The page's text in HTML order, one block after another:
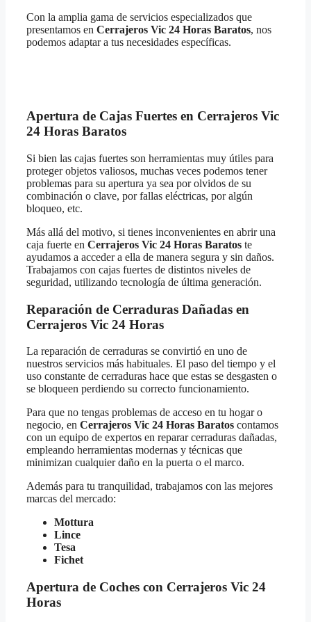
Con la amplia gama de servicios especializados que
presentamos en Cerrajeros Vic 24 Horas Baratos, nos
podemos adaptar a tus necesidades específicas.
Apertura de Cajas Fuertes en Cerrajeros Vic
24 Horas Baratos
Si bien las cajas fuertes son herramientas muy útiles para
proteger objetos valiosos, muchas veces podemos tener
problemas para su apertura ya sea por olvidos de su
combinación o clave, por fallas eléctricas, por algún
bloqueo, etc.
Más allá del motivo, si tienes inconvenientes en abrir una
caja fuerte en Cerrajeros Vic 24 Horas Baratos te
ayudamos a acceder a ella de manera segura y sin daños.
Trabajamos con cajas fuertes de distintos niveles de
seguridad, utilizando tecnología de última generación.
Reparación de Cerraduras Dañadas en
Cerrajeros Vic 24 Horas
La reparación de cerraduras se convirtió en uno de
nuestros servicios más habituales. El paso del tiempo y el
uso constante de cerraduras hace que estas se desgasten o
se bloqueen perdiendo su correcto funcionamiento.
Para que no tengas problemas de acceso en tu hogar o
negocio, en Cerrajeros Vic 24 Horas Baratos contamos
con un equipo de expertos en reparar cerraduras dañadas,
empleando herramientas modernas y técnicas que
minimizan cualquier daño en la puerta o el marco.
Además para tu tranquilidad, trabajamos con las mejores
marcas del mercado:
Mottura
Lince
Tesa
Fichet
Apertura de Coches con Cerrajeros Vic 24
Horas